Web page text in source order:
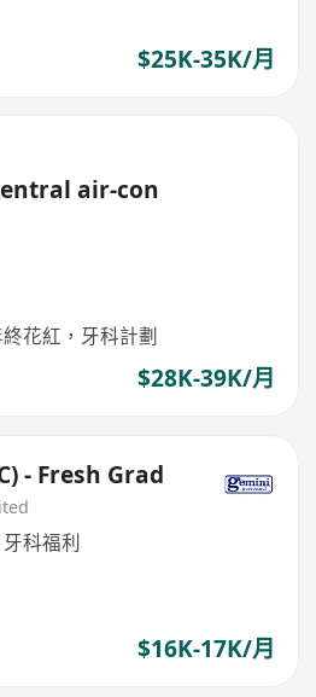
$25K-35K/月
air-con
花紅，牙科計劃
$28K-39K/月
- Fresh Grad
科福利
$16K-17K/月